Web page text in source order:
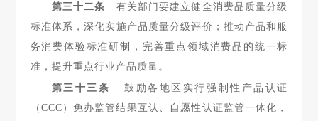
第三十二条 有关部门要建立健全消费品质量分级
标准体系，深化实施产品质量分级评价；推动产品和服
务消费体验标准研制，完善重点领域消费品的统一标
准，提升重点行业产品质量。
第三十三条
鼓励各地区实行强制性产品认证
（CCC）免办监管结果互认、自愿性认证监管一体化，